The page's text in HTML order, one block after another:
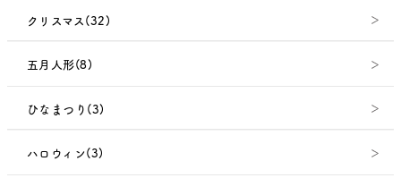
クリスマス(32)
五月人形(8)
ひなまつり(3)
ハロウィン(3)